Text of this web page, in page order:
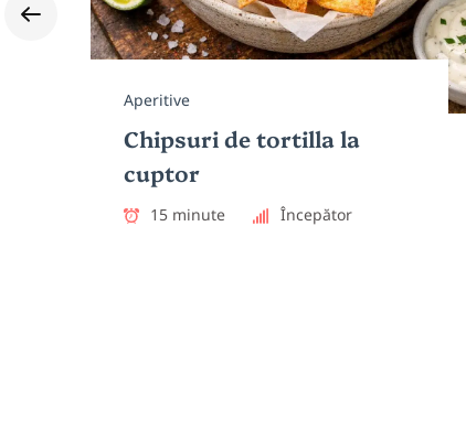
Chipsuri de tortilla la
15 minute Începător